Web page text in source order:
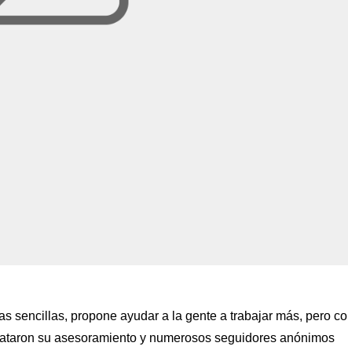
sencillas, propone ayudar a la gente a trabajar más, pero
su asesoramiento y numerosos seguidores anónimos